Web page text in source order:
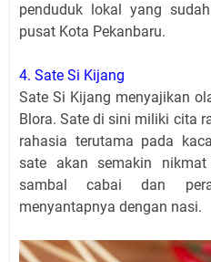
penduduk lokal yang
pusat Kota Pekanbaru.
4. Sate Si Kijang
Sate Si Kijang menyajikan
Blora. Sate di sini miliki cita
rahasia terutama pada
sate akan semakin
sambal cabai dan
menyantapnya dengan nasi.